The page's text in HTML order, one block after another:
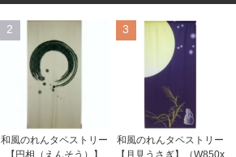
2
和風のれんタペストリー
【円相（えんそう）】
3
和風のれんタペストリー